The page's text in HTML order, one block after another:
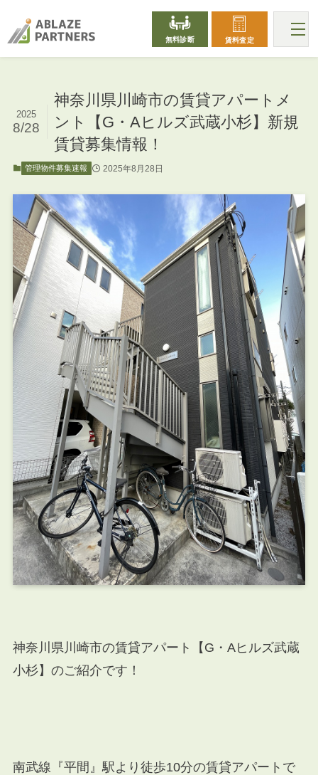
無料診断 賃料査定
神奈川県川崎市の賃貸アパートメ
ント【G・Aヒルズ武蔵小杉】新規
賃貸募集情報！
2025
8/28
管理物件募集速報 2025年8月28日
神奈川県川崎市の賃貸アパート【G・Aヒルズ武蔵
小杉】のご紹介です！
南武線『平間』駅より徒歩10分の賃貸アパートで